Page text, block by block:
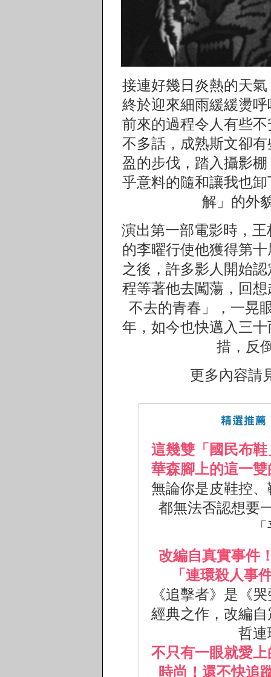
接連好幾日炎熱的天
終於迎來細雨緩緩燙
前來的過程令人有些
不多話，成熟斯文卻
盈的步伐，踏入攝影
乎意料的隨和讓我也
解」的外
演出第一部電影時，
的李曜行使他獲得第
之後，許多影人開始
程等著他去闖蕩，回
不去的青春」，一晃
年，如今也快邁入三
措，反
更多內容請
這幾雙「國民布
華森腳上的這一
無論你是皮鞋控
都無法否認想要
改編自真實事件
「連環殺人事
《追擊者》是《
經典之作，改編
哲連
不只有一眼就愛
時尚！還不快追